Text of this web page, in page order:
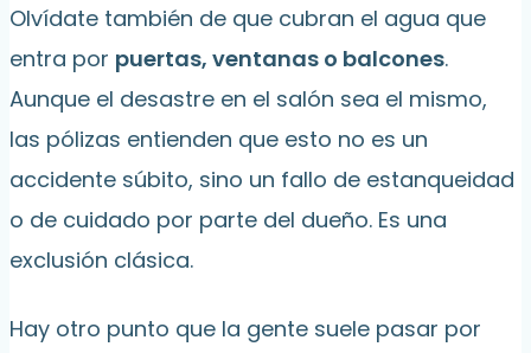
Olvídate también de que cubran el agua que
entra por puertas, ventanas o balcones.
Aunque el desastre en el salón sea el mismo,
las pólizas entienden que esto no es un
accidente súbito, sino un fallo de estanqueidad
o de cuidado por parte del dueño. Es una
exclusión clásica.
Hay otro punto que la gente suele pasar por